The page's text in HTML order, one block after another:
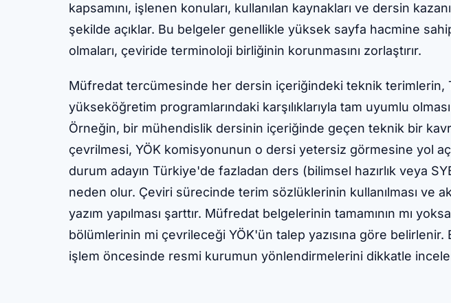
kapsamını, işlenen konuları, kullanılan kaynakları ve dersin
şekilde açıklar. Bu belgeler genellikle yüksek sayfa hacmine
olmaları, çeviride terminoloji birliğinin korunmasını zorlaştırır.
Müfredat tercümesinde her dersin içeriğindeki teknik terimlerin,
yükseköğretim programlarındaki karşılıklarıyla tam uyumlu
Örneğin, bir mühendislik dersinin içeriğinde geçen teknik bir
çevrilmesi, YÖK komisyonunun o dersi yetersiz görmesine yol
durum adayın Türkiye'de fazladan ders (bilimsel hazırlık veya
neden olur. Çeviri sürecinde terim sözlüklerinin kullanılması ve
yazım yapılması şarttır. Müfredat belgelerinin tamamının mı
bölümlerinin mi çevrileceği YÖK'ün talep yazısına göre belirlenir.
işlem öncesinde resmi kurumun yönlendirmelerini dikkatle